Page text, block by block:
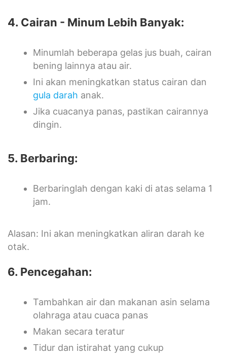
4. Cairan - Minum Lebih Banyak:
Minumlah beberapa gelas jus buah, cairan
bening lainnya atau air.
Ini akan meningkatkan status cairan dan
gula darah anak.
Jika cuacanya panas, pastikan cairannya
dingin.
5. Berbaring:
Berbaringlah dengan kaki di atas selama 1
jam.
Alasan: Ini akan meningkatkan aliran darah ke
otak.
6. Pencegahan:
Tambahkan air dan makanan asin selama
olahraga atau cuaca panas
Makan secara teratur
Tidur dan istirahat yang cukup